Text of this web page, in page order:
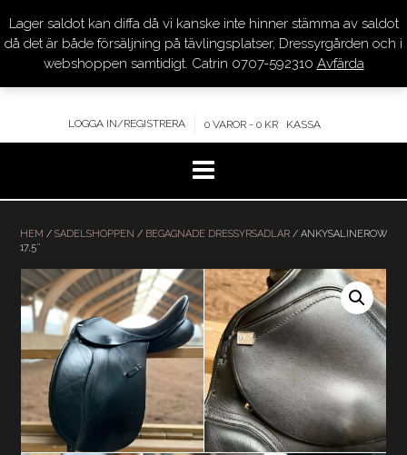
innehåll
DRESSYR.COM
KVALITET – KOMPETENS – SERVICE
LOGGA IN/REGISTRERA 0 VAROR - 0 KR KASSA
HEM / SADELSHOPPEN / BEGAGNADE DRESSYRSADLAR / ANKYSALINEROW
17,5″
Lager saldot kan diffa då vi kanske inte hinner stämma av saldot
då det är både försäljning på tävlingsplatser, Dressyrgården och i
webshoppen samtidigt. Catrin 0707-592310 Avfärda